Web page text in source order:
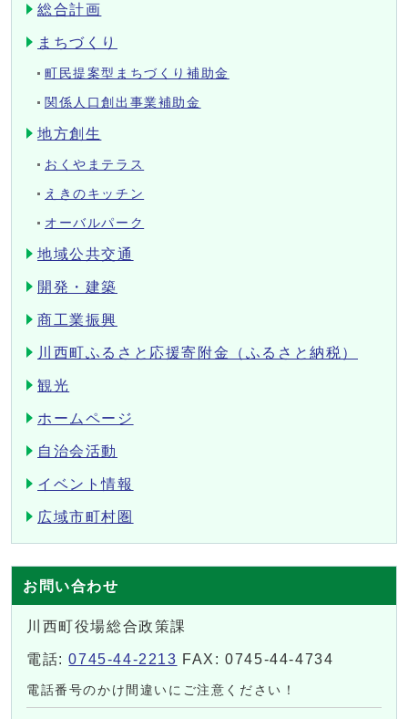
総合計画
まちづくり
町民提案型まちづくり補助金
関係人口創出事業補助金
地方創生
おくやまテラス
えきのキッチン
オーバルパーク
地域公共交通
開発・建築
商工業振興
川西町ふるさと応援寄附金（ふるさと納税）
観光
ホームページ
自治会活動
イベント情報
広域市町村圏
お問い合わせ
川西町役場総合政策課
電話:0745-44-2213 FAX: 0745-44-4734
電話番号のかけ間違いにご注意ください！